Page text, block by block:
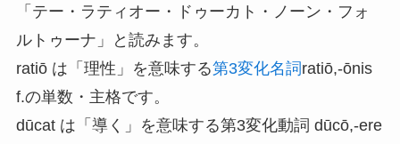
「テー・ラティオー・ドゥーカト・ノーン・フォ
ルトゥーナ」と読みます。
ratiō は「理性」を意味する第3変化名詞 ratiō,-ōnis
f.の単数・主格です。
dūcat は「導く」を意味する第3変化動詞 dūcō,-ere